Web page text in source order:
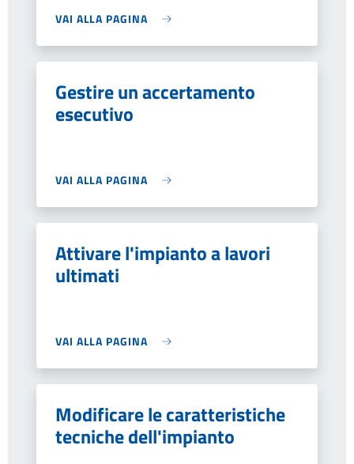
VAI ALLA PAGINA
Gestire un accertamento
esecutivo
VAI ALLA PAGINA
Attivare l'impianto a lavori
ultimati
VAI ALLA PAGINA
Modificare le caratteristiche
tecniche dell'impianto